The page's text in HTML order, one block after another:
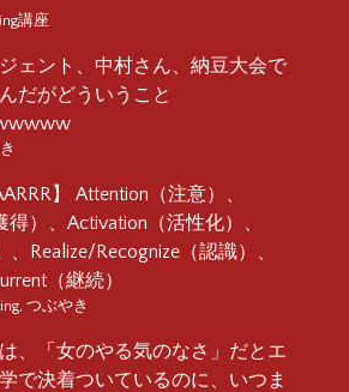
講座
ェント、中村さん、納豆大会で
だがどういうこと
】 Attention（注意）、
得）、Activation（活性化）、
、Realize/Recognize（認識）、
（継続）
, つぶやき
、「女のやる気のなさ」だとエ
で決着ついているのに、いつま